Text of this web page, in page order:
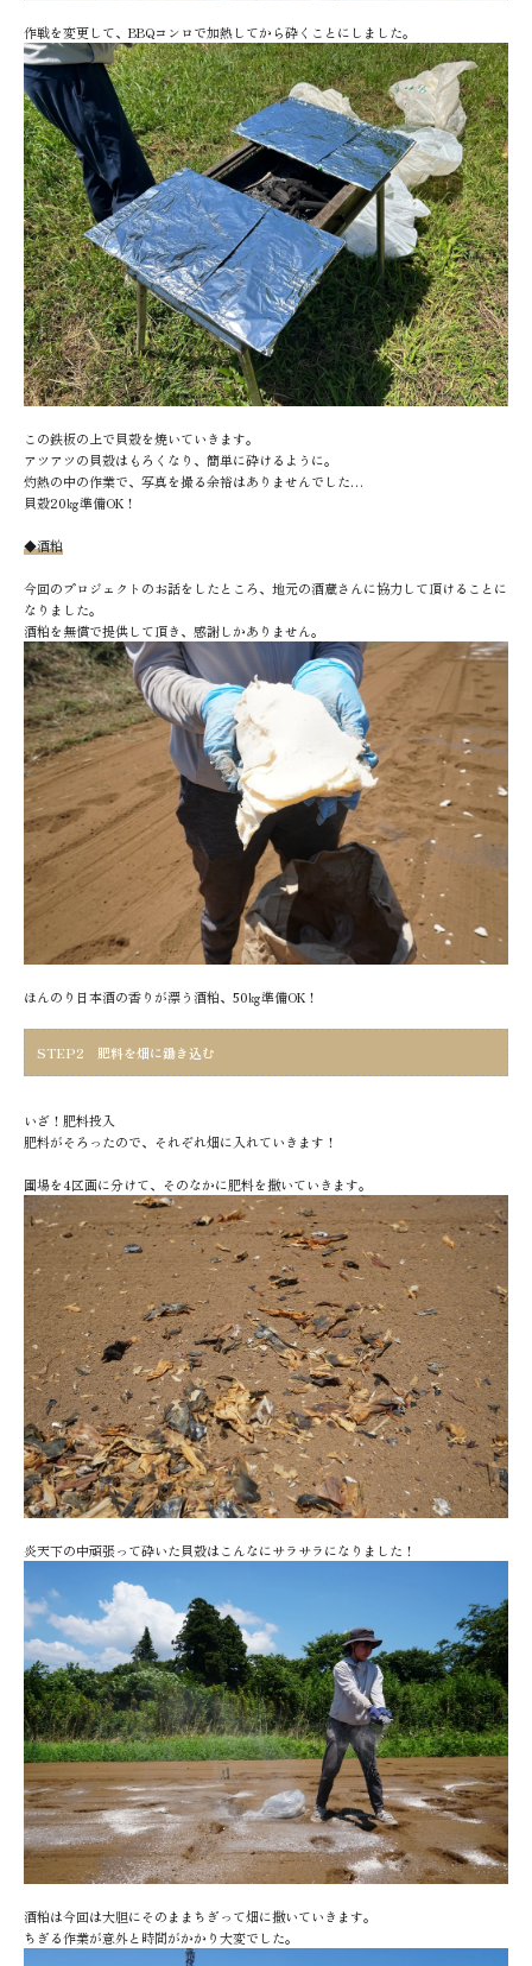
作戦を変更して、BBQコンロで加熱してから砕くことにしました。
この鉄板の上で貝殻を焼いていきます。
アツアツの貝殻はもろくなり、簡単に砕けるように。
灼熱の中の作業で、写真を撮る余裕はありませんでした…
貝殻20㎏準備OK！
◆酒粕
今回のプロジェクトのお話をしたところ、地元の酒蔵さんに協力して頂けることに
なりました。
酒粕を無償で提供して頂き、感謝しかありません。
ほんのり日本酒の香りが漂う酒粕、50㎏準備OK！
STEP2 肥料を畑に鋤き込む
いざ！肥料投入
肥料がそろったので、それぞれ畑に入れていきます！
圃場を4区画に分けて、そのなかに肥料を撒いていきます。
炎天下の中頑張って砕いた貝殻はこんなにサラサラになりました！
酒粕は今回は大胆にそのままちぎって畑に撒いていきます。
ちぎる作業が意外と時間がかかり大変でした。